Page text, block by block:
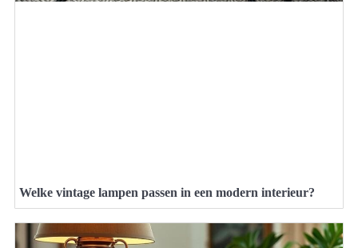
Welke vintage lampen passen in een modern interieur?